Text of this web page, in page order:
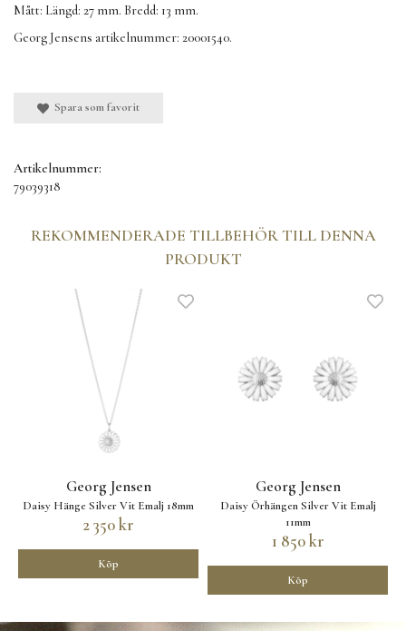
Mått: Längd: 27 mm. Bredd: 13 mm.
Georg Jensens artikelnummer: 20001540.
Spara som favorit
Artikelnummer:
79039318
REKOMMENDERADE TILLBEHÖR TILL DENNA
PRODUKT
Georg Jensen
Daisy Hänge Silver Vit Emalj 18mm
2 350 kr
Köp
Georg Jensen
Daisy Örhängen Silver Vit Emalj
11mm
1 850 kr
Köp